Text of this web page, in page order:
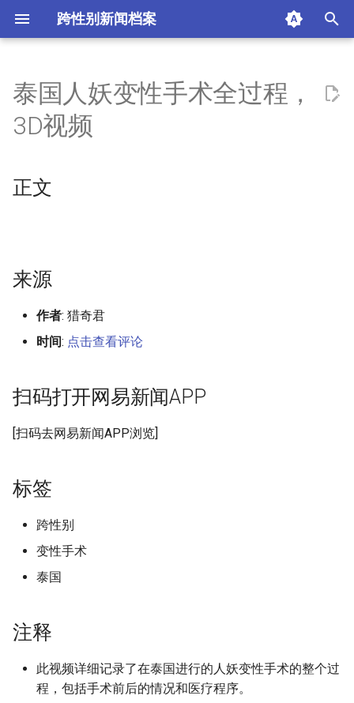
跨性别新闻档案
a
z
s
正文
扫码打开网易新闻APP
摘要与附加信息
Metadata]
泰国人妖变性手术全过程，
3D视频
正文
来源
作者: 猎奇君
时间: 点击查看评论
扫码打开网易新闻APP
[扫码去网易新闻APP浏览]
标签
跨性别
变性手术
泰国
注释
此视频详细记录了在泰国进行的人妖变性手术的整个过
程，包括手术前后的情况和医疗程序。